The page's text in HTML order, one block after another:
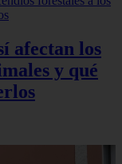
afectan los
y qué